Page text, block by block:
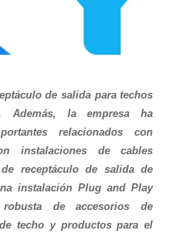
de salida para techos
Además, la empresa ha
relacionados con
instalaciones de cables
receptáculo de salida de
instalación Plug and Play
de accesorios de
techo y productos para el